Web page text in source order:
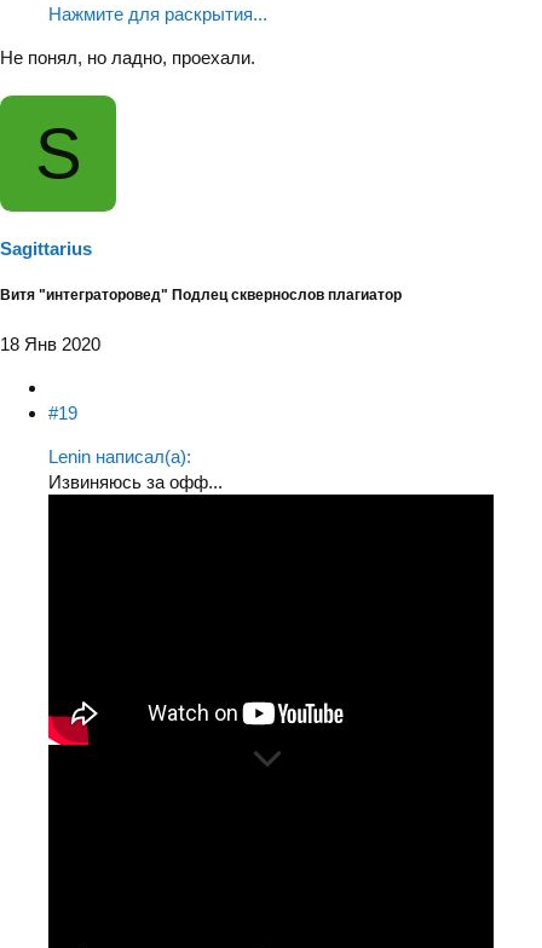
Нажмите для раскрытия...
Не понял, но ладно, проехали.
S
Sagittarius
Витя "интеграторовед" Подлец сквернослов плагиатор
18 Янв 2020
#19
Lenin написал(а):
Извиняюсь за офф...